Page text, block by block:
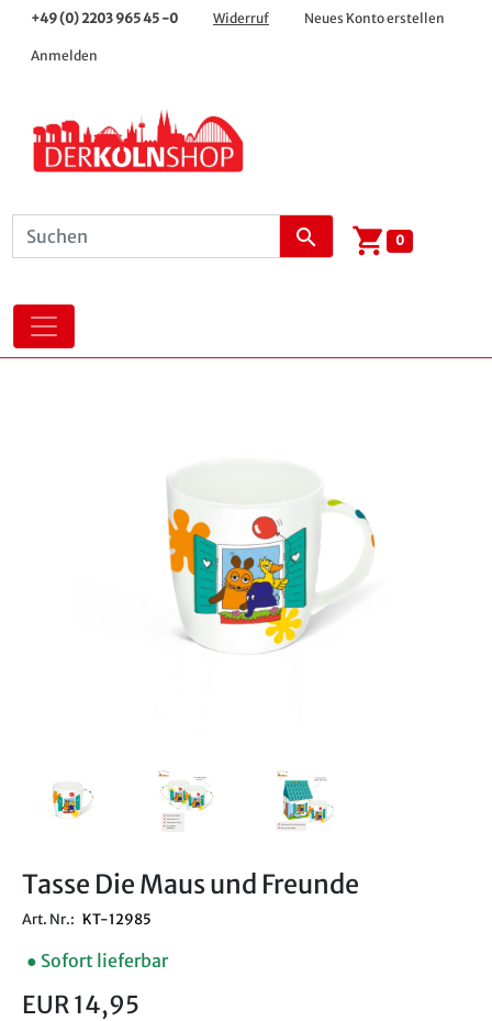
+49 (0) 2203 965 45 -0 Widerruf Neues Konto erstellen
Anmelden
search shopping_cart 0
Tasse Die Maus und Freunde
Art. Nr.: KT-12985
● Sofort lieferbar
EUR 14,95